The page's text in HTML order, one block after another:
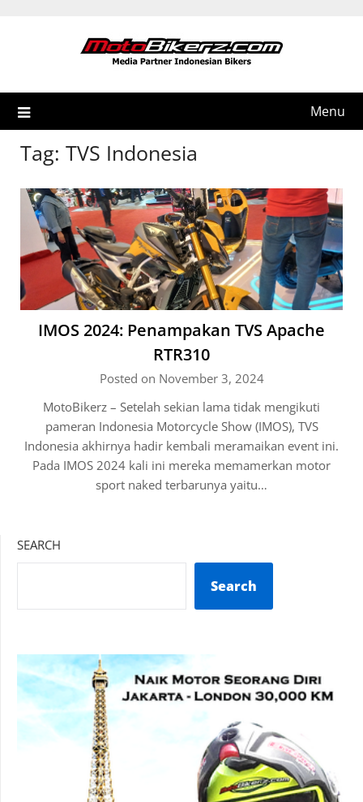
Menu
Tag: TVS Indonesia
IMOS 2024: Penampakan TVS Apache
RTR310
Posted on November 3, 2024
MotoBikerz – Setelah sekian lama tidak mengikuti
pameran Indonesia Motorcycle Show (IMOS), TVS
Indonesia akhirnya hadir kembali meramaikan event ini.
Pada IMOS 2024 kali ini mereka memamerkan motor
sport naked terbarunya yaitu…
SEARCH
Search